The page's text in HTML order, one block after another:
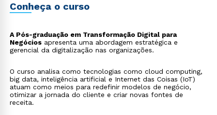
Conheça o curso
A Pós-graduação em Transformação Digital para
Negócios apresenta uma abordagem estratégica e
gerencial da digitalização nas organizações.
O curso analisa como tecnologias como cloud computing,
big data, inteligência artificial e Internet das Coisas (IoT)
atuam como meios para redefinir modelos de negócio,
otimizar a jornada do cliente e criar novas fontes de
receita.